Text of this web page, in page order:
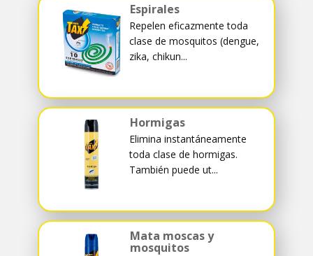
Espirales
Repelen eficazmente toda
clase de mosquitos (dengue,
zika, chikun...
Hormigas
Elimina instantáneamente
toda clase de hormigas.
También puede ut...
Mata moscas y
mosquitos